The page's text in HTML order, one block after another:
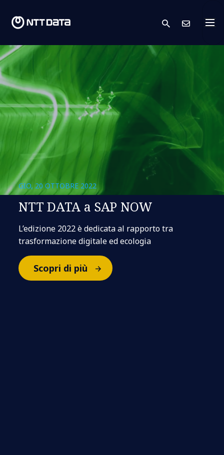
search
GIO, 20 OTTOBRE 2022
NTT DATA a SAP NOW
L’edizione 2022 è dedicata al rapporto tra
trasformazione digitale ed ecologia
Scopri di più